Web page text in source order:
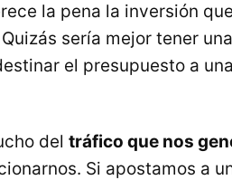
la pena la inversión
sería mejor tener
el presupuesto a
del tráfico que nos
Si apostamos a